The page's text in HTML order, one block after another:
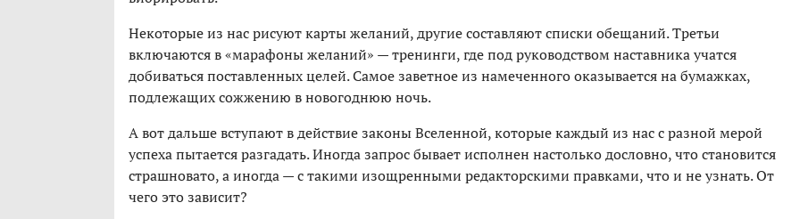
Некоторые из нас рисуют карты желаний, другие составляют списки обещаний. Третьи
включаются в «марафоны желаний» — тренинги, где под руководством наставника учатся
добиваться поставленных целей. Самое заветное из намеченного оказывается на бумажках,
подлежащих сожжению в новогоднюю ночь.
А вот дальше вступают в действие законы Вселенной, которые каждый из нас с разной мерой
успеха пытается разгадать. Иногда запрос бывает исполнен настолько дословно, что становится
страшновато, а иногда — с такими изощренными редакторскими правками, что и не узнать. От
чего это зависит?